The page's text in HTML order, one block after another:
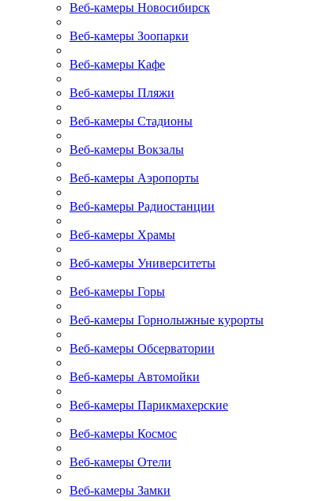
Веб-камеры Новосибирск
Веб-камеры Зоопарки
Веб-камеры Кафе
Веб-камеры Пляжи
Веб-камеры Стадионы
Веб-камеры Вокзалы
Веб-камеры Аэропорты
Веб-камеры Радиостанции
Веб-камеры Храмы
Веб-камеры Университеты
Веб-камеры Горы
Веб-камеры Горнолыжные курорты
Веб-камеры Обсерватории
Веб-камеры Автомойки
Веб-камеры Парикмахерские
Веб-камеры Космос
Веб-камеры Отели
Веб-камеры Замки